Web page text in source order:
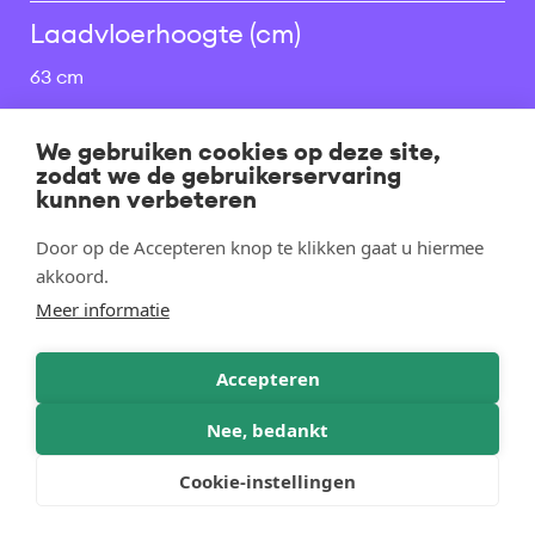
We gebruiken cookies op deze site,
zodat we de gebruikerservaring
kunnen verbeteren
Door op de Accepteren knop te klikken gaat u hiermee
akkoord.
Meer informatie
Accepteren
Nee, bedankt
Cookie-instellingen
Laadvloerhoogte (cm)
63 cm
Oprijsysteem
Huiven & zeilen